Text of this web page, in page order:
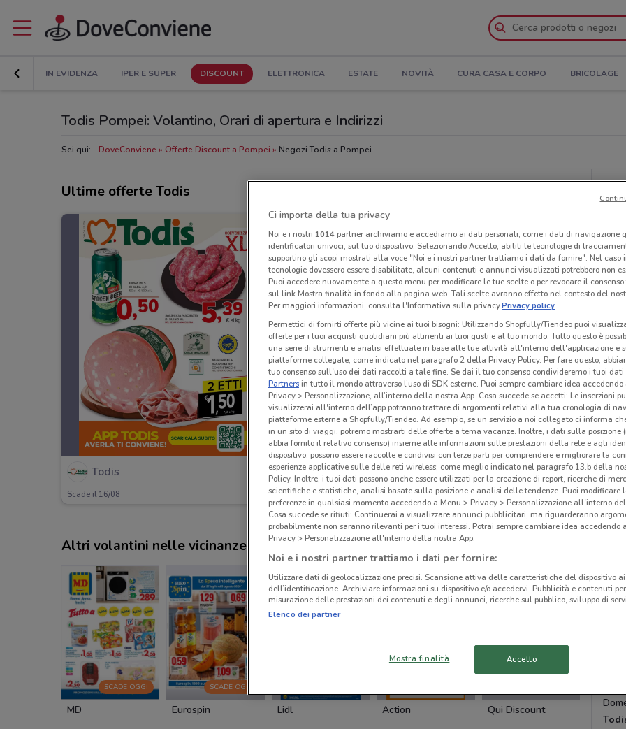
IN EVIDENZA IPER E SUPER DISCOUNT ELETTRONICA ESTATE NOVITÀ CURA CASA E CORPO BRICOLAGE
Todis Pompei: Volantino, Orari di apertura e Indirizzi
Sei qui: DoveConviene Offerte Discount a Pompei Negozi Todis a Pompei
Ultime offerte Todis
Todis
Scade il 16/08 4.7 km
Altri volantini nelle vicinanze
SCADE OGGI
MD
SCADE OGGI
Eurospin Lidl Action Qui Discount Al
Ci importa della tua privacy
Noi e i nostri 1014partner archiviamo e accediamo ai dati personali, come i dati di navigazione
identificatori univoci, sul tuo dispositivo. Selezionando Accetto, abiliti le tecnologie di
supportino gli scopi mostrati alla voce "Noi e i nostri partner trattiamo i dati da fornire". Nel caso
tecnologie dovessero essere disabilitate, alcuni contenuti e annunci visualizzati potrebbero non
Puoi accedere nuovamente a questo menu per modificare le tue scelte o per revocare il
sul link Mostra finalità in fondo alla pagina web. Tali scelte avranno effetto nel contesto del
Per maggiori informazioni, consulta l'Informativa sulla privacy.Privacy policy
Permettici di fornirti offerte più vicine ai tuoi bisogni: Utilizzando Shopfully/Tiendeo puoi
offerte per i tuoi acquisti quotidiani più attinenti ai tuoi gusti e al tuo mondo. Tutto questo è
una serie di strumenti e analisi effettuate in base alle tue attività all'interno dell'applicazione e
piattaforme collegate, come indicato nel paragrafo 2 della Privacy Policy. Per fare questo,
tuo consenso sull'uso dei dati raccolti a tale fine. Se dai il tuo consenso condivideremo i tuoi dati
Partnersin tutto il mondo attraverso l’uso di SDK esterne. Puoi sempre cambiare idea accedendo
Privacy > Personalizzazione, all’interno della nostra App. Cosa succede se accetti: Le inserzioni
visualizzerai all'interno dell’app potranno trattare di argomenti relativi alla tua cronologia di
piattaforme esterne a Shopfully/Tiendeo. Ad esempio, se un servizio a noi collegato ci informa
in un sito di viaggi, potremo mostrarti delle offerte a tema vacanze. Inoltre, i dati sulla posizione
abbia fornito il relativo consenso) insieme alle informazioni sulle prestazioni della rete e agli
dispositivo, possono essere raccolte e condivisi con terze parti per comprendere e migliorare la
esperienze applicative sulle delle reti wireless, come meglio indicato nel paragrafo 13.b della
Policy. Inoltre, i tuoi dati possono anche essere utilizzati per la creazione di report, ricerche di
scientifiche e statistiche, analisi basate sulla posizione e analisi delle tendenze. Puoi modificare
preferenze in qualsiasi momento accedendo a Menu > Privacy > Personalizzazione all'interno
Cosa succede se rifiuti: Continuerai a visualizzare annunci pubblicitari, ma riguarderanno
probabilmente non saranno rilevanti per i tuoi interessi. Potrai sempre cambiare idea accedendo
Privacy > Personalizzazione all'interno della nostra App.
Noi e i nostri partner trattiamo i dati per fornire:
Utilizzare dati di geolocalizzazione precisi. Scansione attiva delle caratteristiche del dispositivo
dell’identificazione. Archiviare informazioni su dispositivo e/o accedervi. Pubblicità e contenuti
misurazione delle prestazioni dei contenuti e degli annunci, ricerche sul pubblico, sviluppo di
Elenco dei partner
Mostra finalità Accetto